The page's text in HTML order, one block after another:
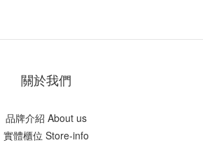
關於我們
品牌介紹 About us
實體櫃位 Store-info